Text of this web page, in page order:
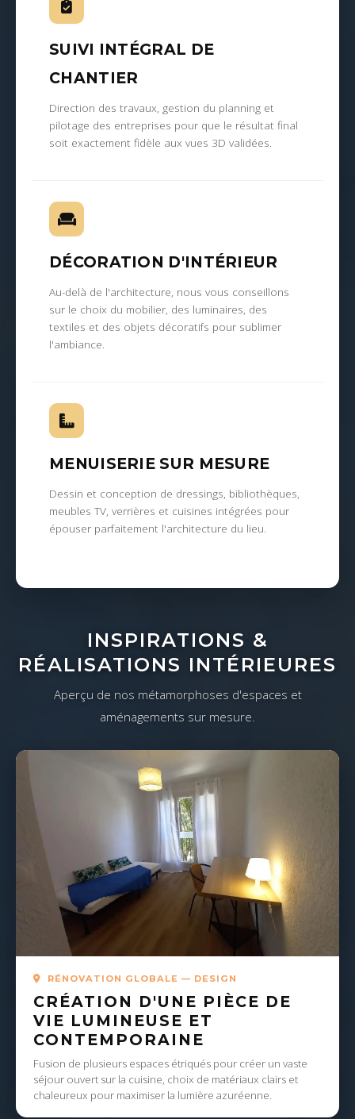
SUIVI INTÉGRAL DE
CHANTIER
Direction des travaux, gestion du planning et
pilotage des entreprises pour que le résultat final
soit exactement fidèle aux vues 3D validées.
DÉCORATION D'INTÉRIEUR
Au-delà de l'architecture, nous vous conseillons
sur le choix du mobilier, des luminaires, des
textiles et des objets décoratifs pour sublimer
l'ambiance.
MENUISERIE SUR MESURE
Dessin et conception de dressings, bibliothèques,
meubles TV, verrières et cuisines intégrées pour
épouser parfaitement l'architecture du lieu.
INSPIRATIONS &
RÉALISATIONS INTÉRIEURES
Aperçu de nos métamorphoses d'espaces et
aménagements sur mesure.
RÉNOVATION GLOBALE — DESIGN
CRÉATION D'UNE PIÈCE DE
VIE LUMINEUSE ET
CONTEMPORAINE
Fusion de plusieurs espaces étriqués pour créer un vaste
séjour ouvert sur la cuisine, choix de matériaux clairs et
chaleureux pour maximiser la lumière azuréenne.